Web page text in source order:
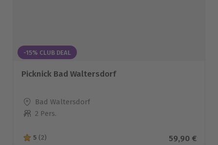
-15% CLUB DEAL
Picknick Bad Waltersdorf
Standort
Bad Waltersdorf
Anzahl der Teilnehmer
2 Pers.
5 von 5 Sternen basierend auf 2 Bewertungen
5 (2) Aktueller
59,90 €